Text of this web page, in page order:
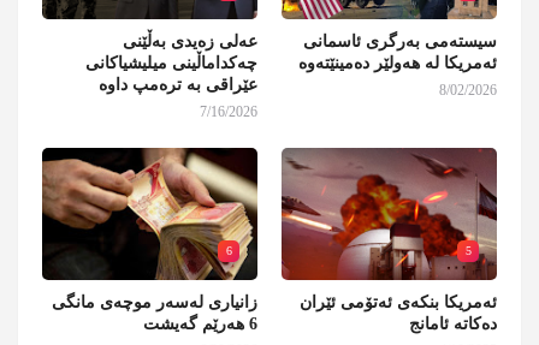
سیستەمی بەرگری ئاسمانی
ئەمریکا لە هەولێر دەمینێتەوە
8/02/2026
عەلی زەیدی بەڵێنی
چەکداماڵینی میلیشیاکانی
عێراقی بە ترەمپ داوە
7/16/2026
5
ئەمریکا بنکەی ئەتۆمی ئێران
دەکاتە ئامانج
6
زانیاری لەسەر موچەی مانگی
6 هەرێم گەیشت